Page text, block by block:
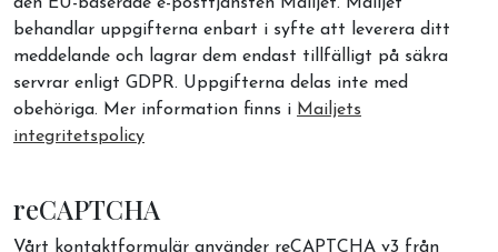
behandlar uppgifterna enbart i syfte att leverera ditt
meddelande och lagrar dem endast tillfälligt på säkra
servrar enligt GDPR. Uppgifterna delas inte med
obehöriga. Mer information finns i Mailjets
integritetspolicy
reCAPTCHA
Vårt kontaktformulär använder reCAPTCHA v3 från